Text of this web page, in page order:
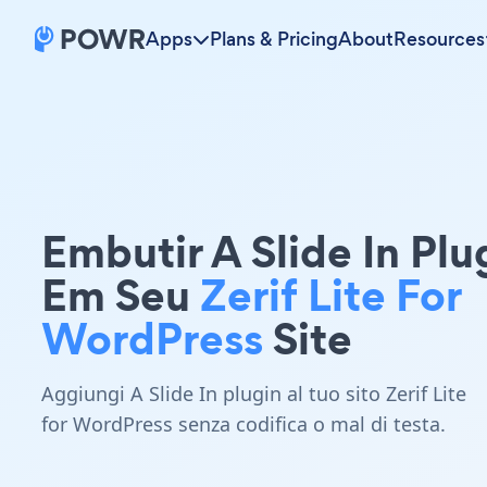
Apps Plans & PricingAboutResources
Embutir A Slide In
Em Seu Zerif Lite For
WordPressSite
Aggiungi A Slide In plugin al tuo sito Zerif Lite
for WordPress senza codifica o mal di testa.